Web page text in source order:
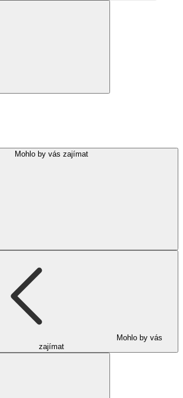
Mohlo by vás zajímat
Mohlo by vás
zajímat